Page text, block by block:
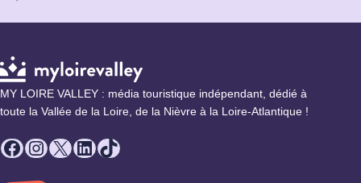
MY LOIRE VALLEY : média touristique indépendant, dédié à
toute la Vallée de la Loire, de la Nièvre à la Loire-Atlantique !
Facebook
Instagram
X LinkedIn
TikTok